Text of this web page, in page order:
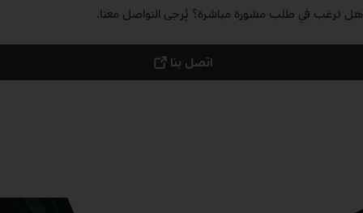
هل ترغب في طلب مشورة مباشرة؟ يُرجى التواصل معنا.
اتصل بنا